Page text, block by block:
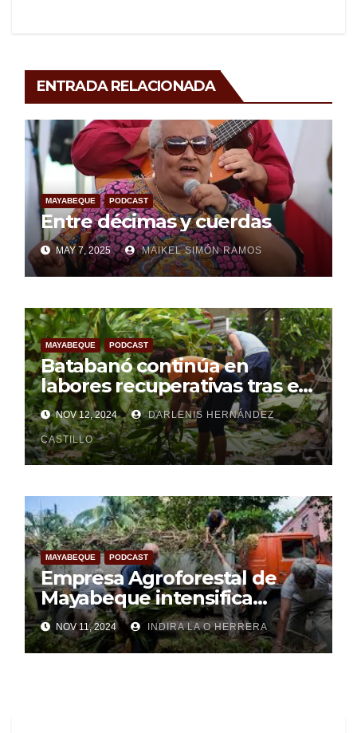
ENTRADA RELACIONADA
MAYABEQUE PODCAST
Entre décimas y cuerdas
MAY 7, 2025 MAIKEL SIMÓN RAMOS
MAYABEQUE PODCAST
Batabanó continúa en
labores recuperativas tras el
paso del huracán Rafael (+
Audio)
NOV 12, 2024 DARLENIS HERNÁNDEZ
CASTILLO
MAYABEQUE PODCAST
Empresa Agroforestal de
Mayabeque intensifica
labores de recuperación
(+Audio)
NOV 11, 2024 INDIRA LA O HERRERA